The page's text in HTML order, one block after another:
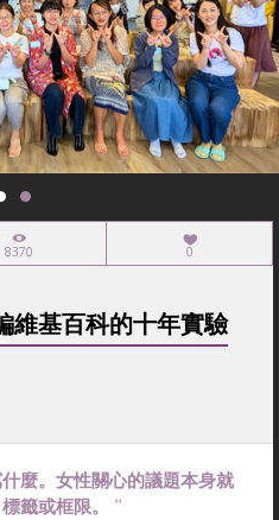
我們
8370 0
維基百科的十年實驗
麼。女性關心的議題本身就
籤或框限。